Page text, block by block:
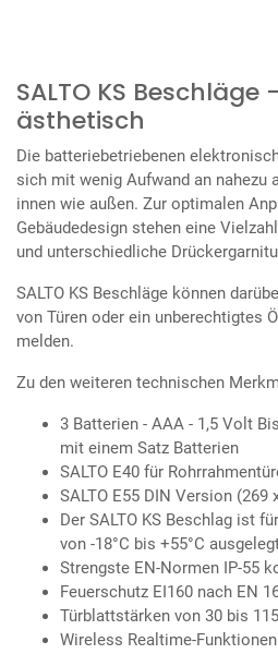
SALTO KS
ästhetisch
Die batteriebetriebenen
sich mit wenig Aufwand an nahezu
innen wie außen. Zur optimalen
Gebäudedesign stehen eine
und unterschiedliche
SALTO KS Beschläge können
von Türen oder ein unberechtigtes
melden.
Zu den weiteren technischen
3 Batterien - AAA - 1,5 Volt
mit einem Satz Batterien​
SALTO E40 für
SALTO E55 DIN Version (269
Der SALTO KS Beschlag ist
von -18°C bis +55°C
Strengste EN-Normen IP-55
Feuerschutz EI160 nach EN
Türblattstärken von 30 bis
Wireless Realtime-Funktionen